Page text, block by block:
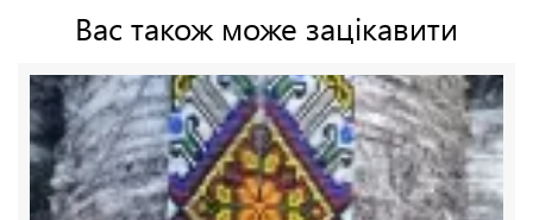
Вас також може зацікавити